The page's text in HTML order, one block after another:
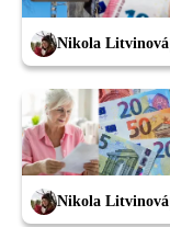
Nikola Litvinová
Nikola Litvinová